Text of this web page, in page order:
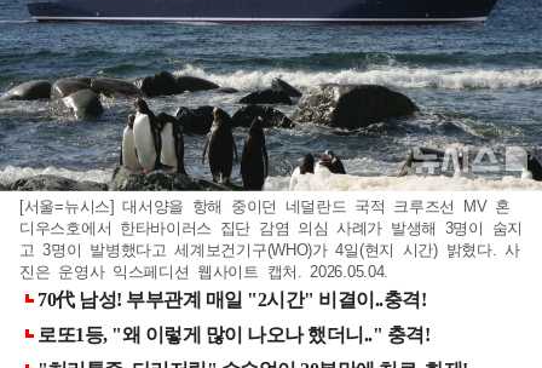
[서울=뉴시스] 대서양을 항해 중이던 네덜란드 국적 크루즈선 MV 혼
디우스호에서 한타바이러스 집단 감염 의심 사례가 발생해 3명이 숨지
고 3명이 발병했다고 세계보건기구(WHO)가 4일(현지 시간) 밝혔다. 사
진은 운영사 익스페디션 웹사이트 캡처. 2026.05.04.